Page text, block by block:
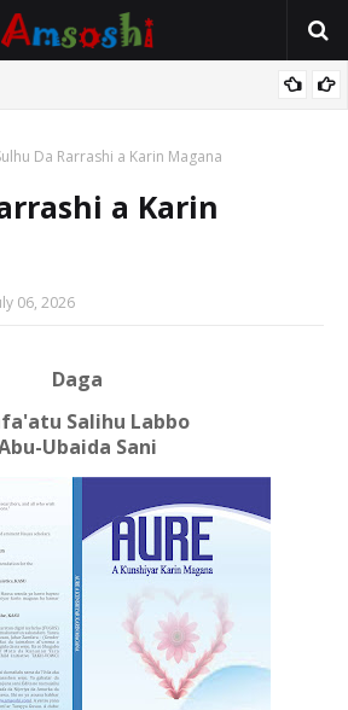
Ji BaDa Rarrashi a Karin Magana
a Karin
06, 2026
Daga
Salihu Labbo
Ubaida Sani